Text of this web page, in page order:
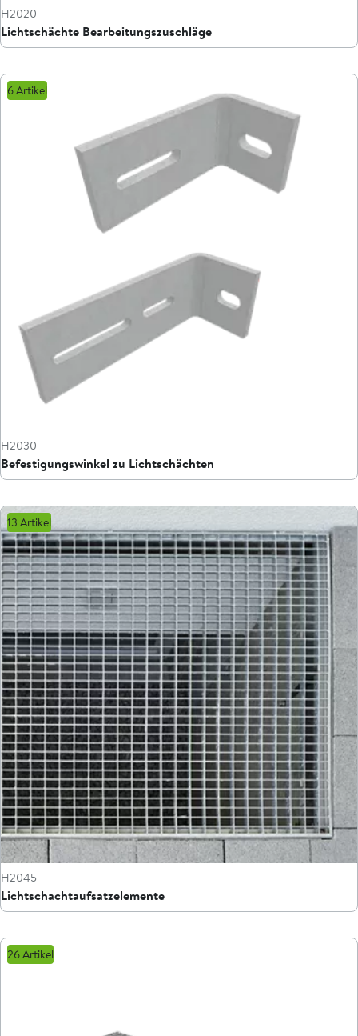
H2020
Lichtschächte Bearbeitungszuschläge
6 Artikel
H2030
Befestigungswinkel zu Lichtschächten
13 Artikel
H2045
Lichtschachtaufsatzelemente
26 Artikel